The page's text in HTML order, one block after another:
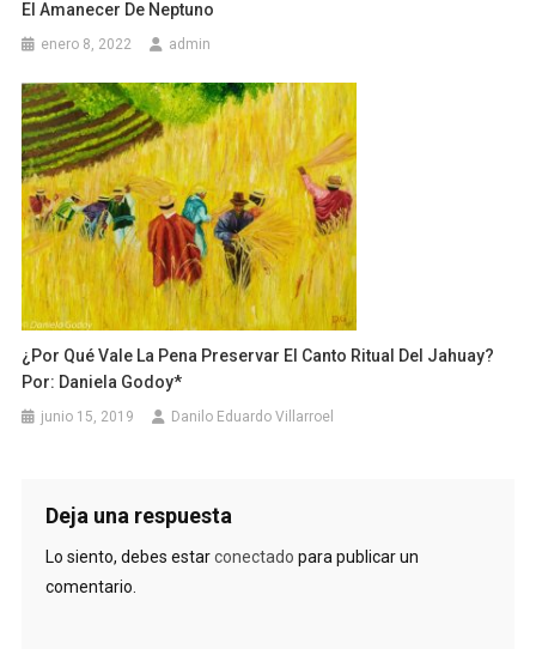
El Amanecer De Neptuno
enero 8, 2022 admin
¿Por Qué Vale La Pena Preservar El Canto Ritual Del Jahuay?
Por: Daniela Godoy*
junio 15, 2019 Danilo Eduardo Villarroel
Deja una respuesta
Lo siento, debes estarconectado para publicar un
comentario.